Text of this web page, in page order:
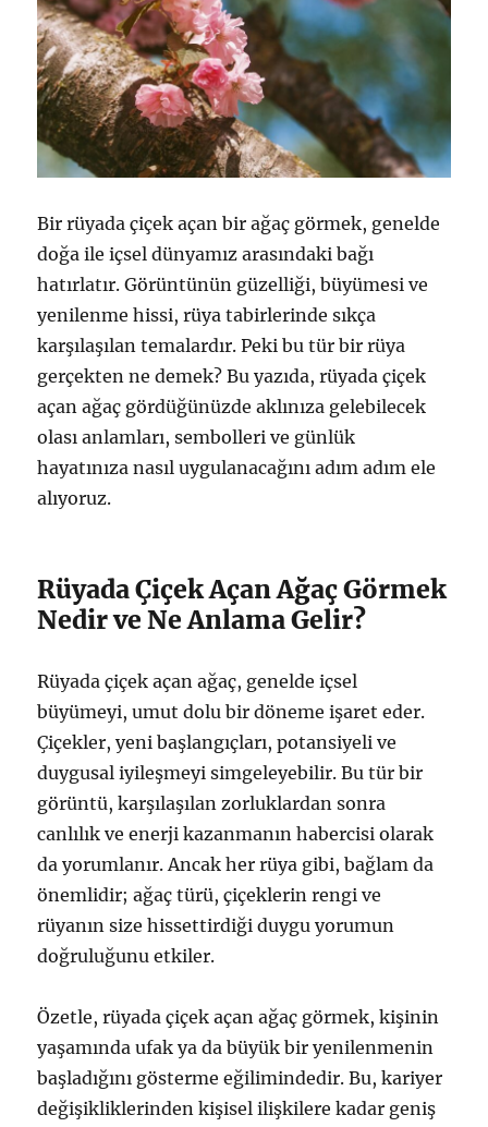
Bir rüyada çiçek açan bir ağaç görmek, genelde
doğa ile içsel dünyamız arasındaki bağı
hatırlatır. Görüntünün güzelliği, büyümesi ve
yenilenme hissi, rüya tabirlerinde sıkça
karşılaşılan temalardır. Peki bu tür bir rüya
gerçekten ne demek? Bu yazıda, rüyada çiçek
açan ağaç gördüğünüzde aklınıza gelebilecek
olası anlamları, sembolleri ve günlük
hayatınıza nasıl uygulanacağını adım adım ele
alıyoruz.
Rüyada Çiçek Açan Ağaç Görmek
Nedir ve Ne Anlama Gelir?
Rüyada çiçek açan ağaç, genelde içsel
büyümeyi, umut dolu bir döneme işaret eder.
Çiçekler, yeni başlangıçları, potansiyeli ve
duygusal iyileşmeyi simgeleyebilir. Bu tür bir
görüntü, karşılaşılan zorluklardan sonra
canlılık ve enerji kazanmanın habercisi olarak
da yorumlanır. Ancak her rüya gibi, bağlam da
önemlidir; ağaç türü, çiçeklerin rengi ve
rüyanın size hissettirdiği duygu yorumun
doğruluğunu etkiler.
Özetle, rüyada çiçek açan ağaç görmek, kişinin
yaşamında ufak ya da büyük bir yenilenmenin
başladığını gösterme eğilimindedir. Bu, kariyer
değişikliklerinden kişisel ilişkilere kadar geniş